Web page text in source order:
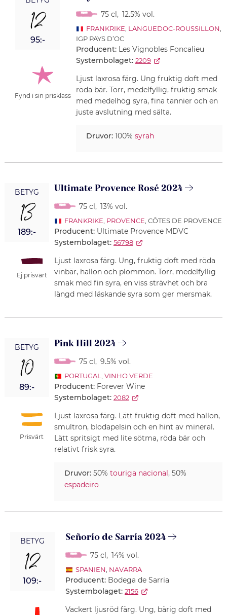
12
95:-
Fynd i sin prisklass
75 cl , 12.5% vol.
FRANKRIKE, LANGUEDOC-ROUSSILLON,
IGP PAYS D’OC
Producent: Les Vignobles Foncalieu
Systembolaget: 2209
Ljust laxrosa färg. Ung fruktig doft med
röda bär. Torr, medelfyllig, fruktig smak
med medelhög syra, fina tannier och en
juste avslutning med sälta.
Druvor:100% syrah
BETYG
13
189:-
Ej prisvärt
Ultimate Provence Rosé 2024
75 cl , 13% vol.
FRANKRIKE, PROVENCE, CÔTES DE PROVENCE
Producent: Ultimate Provence MDVC
Systembolaget: 56798
Ljust laxrosa färg. Ung, fruktig doft med röda
vinbär, hallon och plommon. Torr, medelfyllig
smak med fin syra, en viss strävhet och bra
längd med läskande syra som ger mersmak.
BETYG
10
89:-
Prisvärt
Pink Hill 2024
75 cl , 9.5% vol.
PORTUGAL, VINHO VERDE
Producent: Forever Wine
Systembolaget: 2082
Ljust laxrosa färg. Lätt fruktig doft med hallon,
smultron, blodapelsin och en hint av mineral.
Lätt spritsigt med lite sötma, röda bär och
relativt frisk syra.
Druvor:50% touriga nacional , 50%
espadeiro
BETYG
12
109:-
Señorío de Sarría 2024
75 cl , 14% vol.
SPANIEN, NAVARRA
Producent: Bodega de Sarria
Systembolaget: 2156
Vackert ljusröd färg. Ung, bärig doft med